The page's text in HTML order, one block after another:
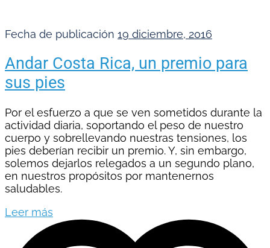
Fecha de publicación 19 diciembre, 2016
Andar Costa Rica, un premio para
sus pies
Por el esfuerzo a que se ven sometidos durante la
actividad diaria, soportando el peso de nuestro
cuerpo y sobrellevando nuestras tensiones, los
pies deberían recibir un premio. Y, sin embargo,
solemos dejarlos relegados a un segundo plano,
en nuestros propósitos por mantenernos
saludables.
Leer más